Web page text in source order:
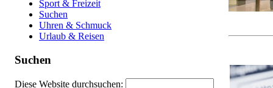
Sport & Freizeit
Suchen
Uhren & Schmuck
Urlaub & Reisen
Suchen
Diese Website durchsuchen: